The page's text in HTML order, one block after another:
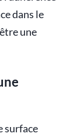
dans le
une
surface